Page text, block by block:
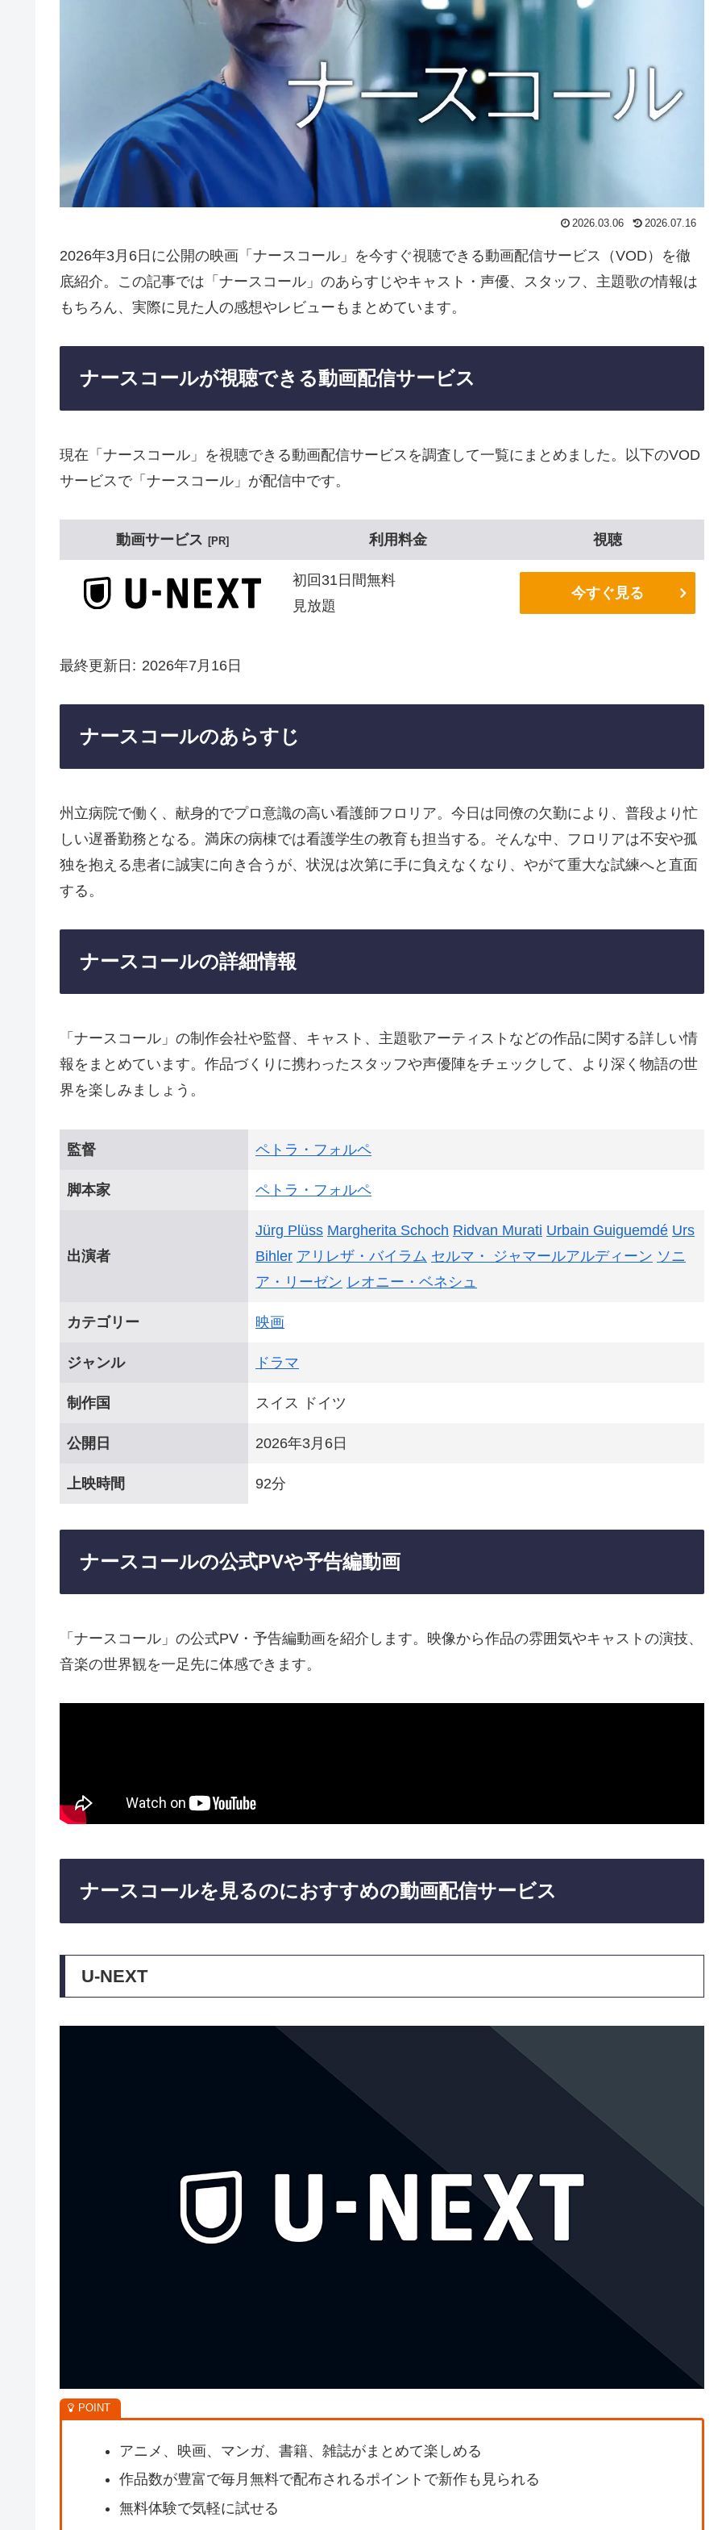
2026.03.06 2026.07.16
2026年3月6日に公開の映画「ナースコール」を今すぐ視聴できる動画配信サービス（VOD）を徹
底紹介。この記事では「ナースコール」のあらすじやキャスト・声優、スタッフ、主題歌の情報は
もちろん、実際に見た人の感想やレビューもまとめています。
ナースコールが視聴できる動画配信サービス
現在「ナースコール」を視聴できる動画配信サービスを調査して一覧にまとめました。以下のVOD
サービスで「ナースコール」が配信中です。
動画サービス PR 利用料金 視聴
初回31日間無料
見放題
今すぐ見る
最終更新日 2026年7月16日
ナースコールのあらすじ
州立病院で働く、献身的でプロ意識の高い看護師フロリア。今日は同僚の欠勤により、普段より忙
しい遅番勤務となる。満床の病棟では看護学生の教育も担当する。そんな中、フロリアは不安や孤
独を抱える患者に誠実に向き合うが、状況は次第に手に負えなくなり、やがて重大な試練へと直面
する。
ナースコールの詳細情報
「ナースコール」の制作会社や監督、キャスト、主題歌アーティストなどの作品に関する詳しい情
報をまとめています。作品づくりに携わったスタッフや声優陣をチェックして、より深く物語の世
界を楽しみましょう。
監督 ペトラ・フォルペ
脚本家 ペトラ・フォルペ
出演者
Jürg Plüss Margherita Schoch Ridvan Murati Urbain Guiguemdé Urs
Bihler アリレザ・バイラム セルマ・ ジャマールアルディーン ソニ
ア・リーゼン レオニー・ベネシュ
カテゴリー 映画
ジャンル ドラマ
制作国 スイス ドイツ
公開日 2026年3月6日
上映時間 92分
ナースコールの公式PVや予告編動画
「ナースコール」の公式PV・予告編動画を紹介します。映像から作品の雰囲気やキャストの演技、
音楽の世界観を一足先に体感できます。
ナースコールを見るのにおすすめの動画配信サービス
U-NEXT
アニメ、映画、マンガ、書籍、雑誌がまとめて楽しめる
作品数が豊富で毎月無料で配布されるポイントで新作も見られる
無料体験で気軽に試せる